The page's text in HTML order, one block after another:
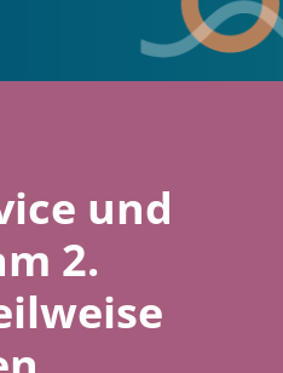
und
2.